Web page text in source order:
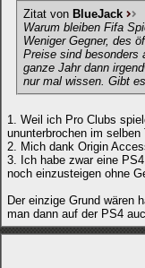
Zitat von BlueJack
Warum bleiben Fifa
Weniger Gegner, des
Preise sind besonders
ganze Jahr dann
nur mal wissen. Gibt
1. Weil ich Pro Clubs
ununterbrochen im selben
2. Mich dank Origin
3. Ich habe zwar eine
noch einzusteigen ohne
Der einzige Grund wären
man dann auf der PS4